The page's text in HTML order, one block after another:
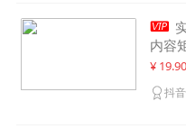

内容
定获
¥ 19.90
抖